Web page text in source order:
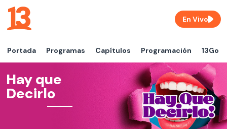
Portada Programas Capítulos Programación 13Go
En Vivo
Hay que
Decirlo